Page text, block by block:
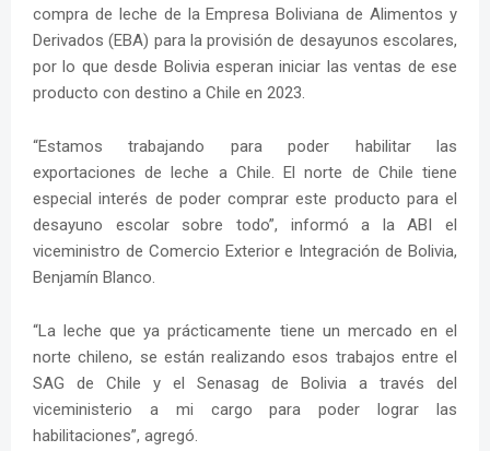
compra de leche de la Empresa Boliviana de Alimentos y
Derivados (EBA) para la provisión de desayunos escolares,
por lo que desde Bolivia esperan iniciar las ventas de ese
producto con destino a Chile en 2023.
“Estamos trabajando para poder habilitar las
exportaciones de leche a Chile. El norte de Chile tiene
especial interés de poder comprar este producto para el
desayuno escolar sobre todo”, informó a la ABI el
viceministro de Comercio Exterior e Integración de Bolivia,
Benjamín Blanco.
“La leche que ya prácticamente tiene un mercado en el
norte chileno, se están realizando esos trabajos entre el
SAG de Chile y el Senasag de Bolivia a través del
viceministerio a mi cargo para poder lograr las
habilitaciones”, agregó.